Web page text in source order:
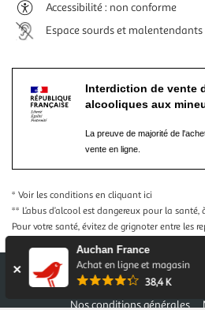
Auchan France
Achat en ligne et magasin
38,4 K
Accessibilité : non conforme
Espace sourds et malentendants
Interdiction de vente
alcooliques aux
La preuve de majorité de
vente en ligne.
* Voir les conditions en cliquant ici
** L’abus d’alcool est dangereux pour la
Pour votre santé, évitez de grignoter entre les
Nos conditions générales